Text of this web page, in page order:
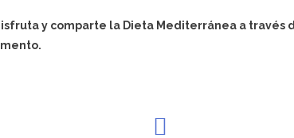
y comparte la Dieta Mediterránea a través